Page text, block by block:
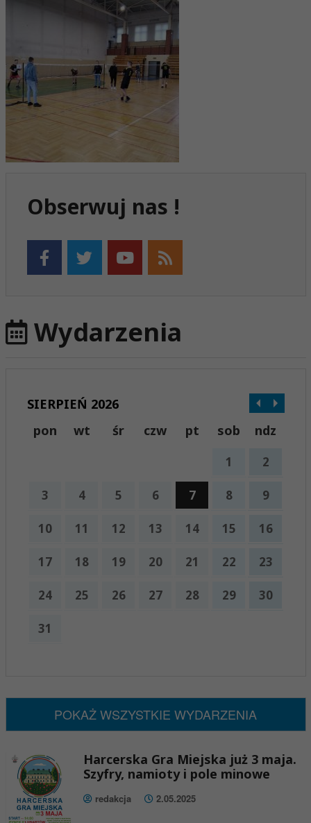
Obserwuj nas !
Wydarzenia
SIERPIEŃ 2026
pon
wt śr czw pt sob ndz
1 2
3 4 5 6 7 8 9
10 11 12 13 14 15 16
17 18 19 20 21 22 23
24 25 26 27 28 29 30
31
POKAŻ WSZYSTKIE WYDARZENIA
Harcerska Gra Miejska już 3 maja.
Szyfry, namioty i pole minowe
redakcja 2.05.2025